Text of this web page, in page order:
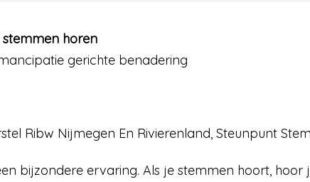
horen
gerichte benadering
Ribw Nijmegen En Rivierenland, Steunpunt
bijzondere ervaring. Als je stemmen hoort,